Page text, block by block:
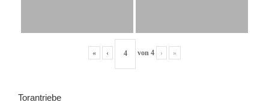
« ‹ von 4 › »
Torantriebe